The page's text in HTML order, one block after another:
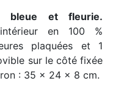
bleue et fleurie.
en 100 %
plaquées et 1
sur le côté fixée
: 35 x 24 x 8 cm.